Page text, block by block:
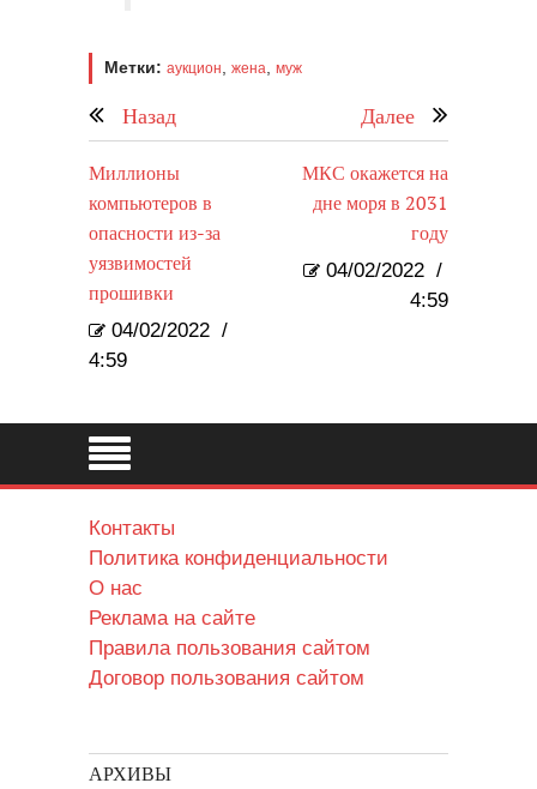
Метки: аукцион жена муж
Назад Далее
Миллионы
компьютеров в
опасности из-за
уязвимостей
прошивки
04/02/2022 /
4:59
МКС окажется на
дне моря в 2031
году
04/02/2022 /
4:59
Контакты
Политика конфиденциальности
О нас
Реклама на сайте
Правила пользования сайтом
Договор пользования сайтом
АРХИВЫ